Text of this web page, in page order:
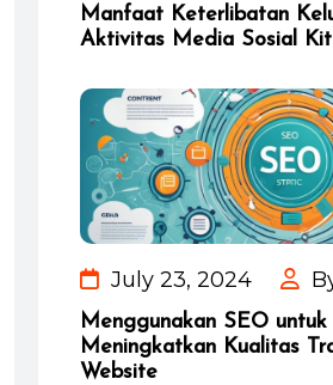
Manfaat Keterlibatan
Aktivitas Media Sosial
July 23, 2024
Menggunakan SEO untuk
Meningkatkan Kualitas
Website